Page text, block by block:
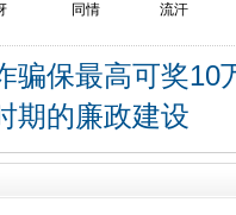
同情 流汗
骗保最高可奖10
期的廉政建设